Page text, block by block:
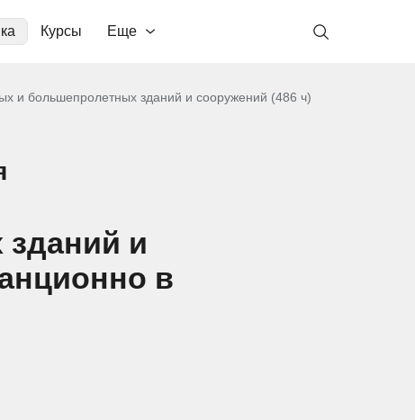
Курсы Еще
и большепролетных зданий и сооружений (486 ч)
и
в